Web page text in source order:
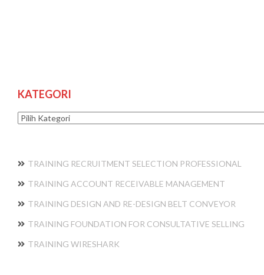
KATEGORI
Kategori
TRAINING RECRUITMENT SELECTION PROFESSIONAL
TRAINING ACCOUNT RECEIVABLE MANAGEMENT
TRAINING DESIGN AND RE-DESIGN BELT CONVEYOR
TRAINING FOUNDATION FOR CONSULTATIVE SELLING
TRAINING WIRESHARK